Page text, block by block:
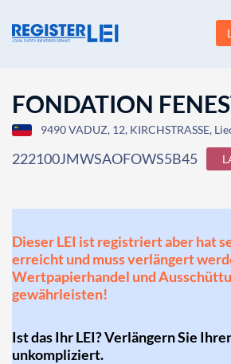
FONDATION
9490 VADUZ, 12, KIRCHSTRASSE,
222100JMWSAOFOWS5B45
Dieser LEI ist registriert aber hat
erreicht und muss verlängert
Wertpapierhandel und
gewährleisten!
Ist das Ihr LEI? Verlängern Sie
unkompliziert.